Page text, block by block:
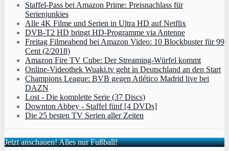
Staffel-Pass bei Amazon Prime: Preisnachlass für
Serienjunkies
Alle 4K Filme und Serien in Ultra HD auf Netflix
DVB-T2 HD bringt HD-Programme via Antenne
Freitag Filmeabend bei Amazon Video: 10 Blockbuster für 99
Cent (2/2018)
Amazon Fire TV Cube: Der Streaming-Würfel kommt
Online-Videothek Wuaki.tv geht in Deutschland an den Start
Champions League: BVB gegen Atlético Madrid live bei
DAZN
Lost - Die komplette Serie (37 Discs)
Downton Abbey - Staffel fünf [4 DVDs]
Die 25 besten TV Serien aller Zeiten
Jetzt anschauen! Alles nur Fußball!